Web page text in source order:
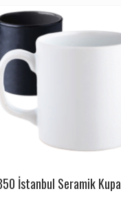
İstanbul Seramik Kupa